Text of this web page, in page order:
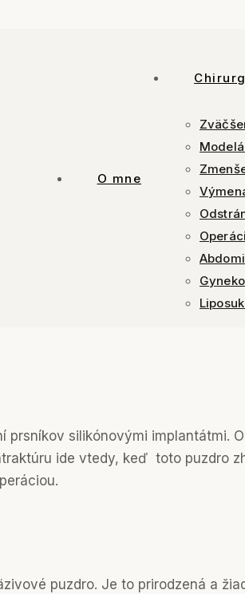
O mne
silikónovými implantátmi.
ide vtedy, keď toto puzdro
puzdro. Je to prirodzená a